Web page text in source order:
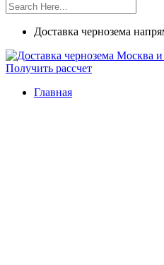
Доставка чернозема
Получить рассчет
Главная